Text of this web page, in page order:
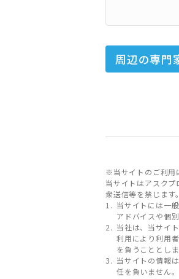
周辺の専門
※当サイトのご利用
当サイトはアスク
衆送信等を禁じます
当サイトには一
アドバイスや個
当社は、当サイ
利用により利用
を負うこととしま
当サイトの情報
任を負いません。